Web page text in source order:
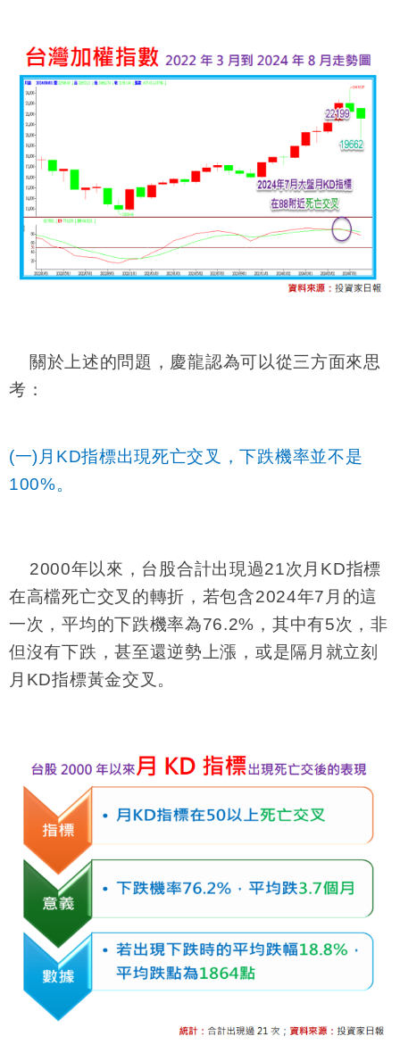
關於上述的問題，慶龍認為可以從三方面來思
考：
(一)月KD指標出現死亡交叉，下跌機率並不是
100%。
2000年以來，台股合計出現過21次月KD指標
在高檔死亡交叉的轉折，若包含2024年7月的這
一次，平均的下跌機率為76.2%，其中有5次，非
但沒有下跌，甚至還逆勢上漲，或是隔月就立刻
月KD指標黃金交叉。